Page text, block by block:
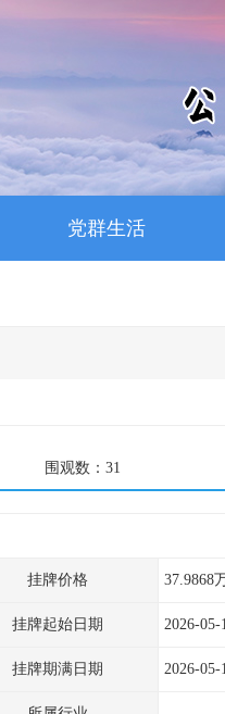
党群生活
围观数： 31
挂牌价格 37.9868
挂牌起始日期 2026-05-
挂牌期满日期 2026-05-